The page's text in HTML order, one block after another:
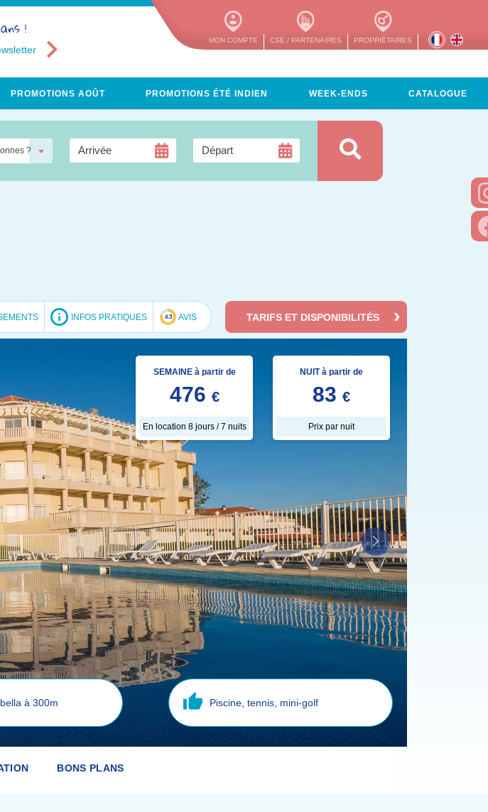
MON COMPTE CSE / PARTENAIRES PROPRIÉTAIRES
!
PROMOTIONS AOÛT PROMOTIONS ÉTÉ INDIEN WEEK-ENDS CATALOGUE
?
INFOS PRATIQUES AVIS TARIFS ET DISPONIBILITÉS
SEMAINE à partir de
476 €
En location 8 jours / 7 nuits
NUIT à partir de
83 €
Prix par nuit
à 300m Piscine, tennis, mini-golf
BONS PLANS